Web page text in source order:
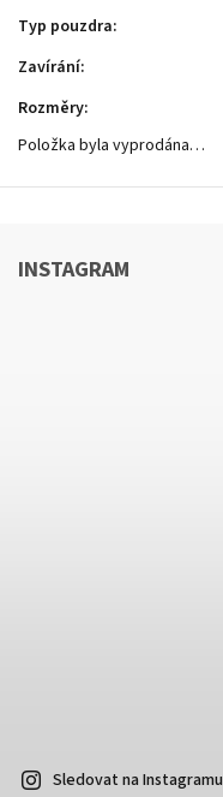
Typ pouzdra:
Zavírání:
Rozměry:
Položka byla vyprodána…
INSTAGRAM
Sledovat na Instagramu